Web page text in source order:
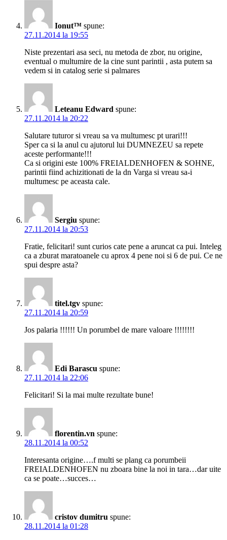
Ionut™ spune:
27.11.2014 la 19:55
Niste prezentari asa seci, nu metoda de zbor, nu origine,
eventual o multumire de la cine sunt parintii , asta putem sa
vedem si in catalog serie si palmares
Leteanu Edward spune:
27.11.2014 la 20:22
Salutare tuturor si vreau sa va multumesc pt urari!!!
Sper ca si la anul cu ajutorul lui DUMNEZEU sa repete
aceste performante!!!
Ca si origini este 100% FREIALDENHOFEN & SOHNE,
parintii fiind achizitionati de la dn Varga si vreau sa-i
multumesc pe aceasta cale.
Sergiu spune:
27.11.2014 la 20:53
Fratie, felicitari! sunt curios cate pene a aruncat ca pui. Inteleg
ca a zburat maratoanele cu aprox 4 pene noi si 6 de pui. Ce ne
spui despre asta?
titel.tgv spune:
27.11.2014 la 20:59
Jos palaria !!!!!! Un porumbel de mare valoare !!!!!!!!
Edi Barascu spune:
27.11.2014 la 22:06
Felicitari! Si la mai multe rezultate bune!
florentin.vn spune:
28.11.2014 la 00:52
Interesanta origine….f multi se plang ca porumbeii
FREIALDENHOFEN nu zboara bine la noi in tara…dar uite
ca se poate…succes…
cristov dumitru spune:
28.11.2014 la 01:28